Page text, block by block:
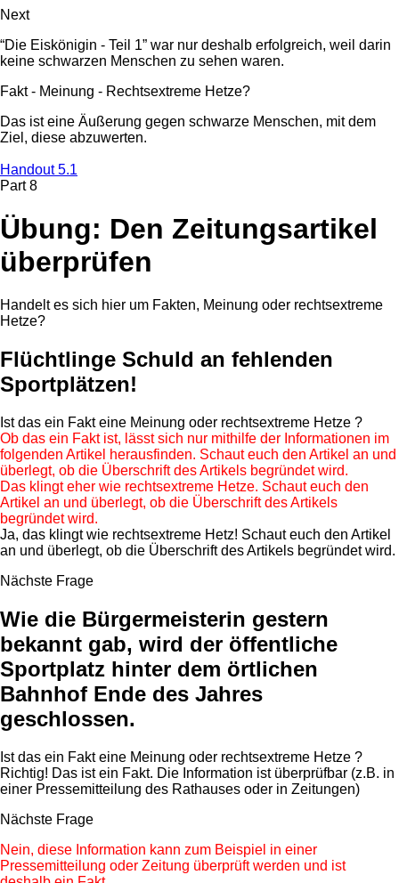
Next
“Die Eiskönigin - Teil 1” war nur deshalb erfolgreich, weil darin
keine schwarzen Menschen zu sehen waren.
Fakt - Meinung - Rechtsextreme Hetze?
Das ist eine Äußerung gegen schwarze Menschen, mit dem
Ziel, diese abzuwerten.
Handout 5.1
Part 8
Übung: Den Zeitungsartikel
überprüfen
Handelt es sich hier um Fakten, Meinung oder rechtsextreme
Hetze?
Flüchtlinge Schuld an fehlenden
Sportplätzen!
Ist das ein Fakteine Meinung oder rechtsextreme Hetze ?
Ob das ein Fakt ist, lässt sich nur mithilfe der Informationen im
folgenden Artikel herausfinden. Schaut euch den Artikel an und
überlegt, ob die Überschrift des Artikels begründet wird.
Das klingt eher wie rechtsextreme Hetze. Schaut euch den
Artikel an und überlegt, ob die Überschrift des Artikels
begründet wird.
Ja, das klingt wie rechtsextreme Hetz! Schaut euch den Artikel
an und überlegt, ob die Überschrift des Artikels begründet wird.
Nächste Frage
Wie die Bürgermeisterin gestern
bekannt gab, wird der öffentliche
Sportplatz hinter dem örtlichen
Bahnhof Ende des Jahres
geschlossen.
Ist das ein Fakteine Meinung oder rechtsextreme Hetze ?
Richtig! Das ist ein Fakt. Die Information ist überprüfbar (z.B. in
einer Pressemitteilung des Rathauses oder in Zeitungen)
Nächste Frage
Nein, diese Information kann zum Beispiel in einer
Pressemitteilung oder Zeitung überprüft werden und ist